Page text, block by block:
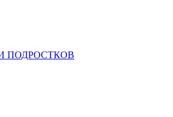
ПОДРОСТКОВ